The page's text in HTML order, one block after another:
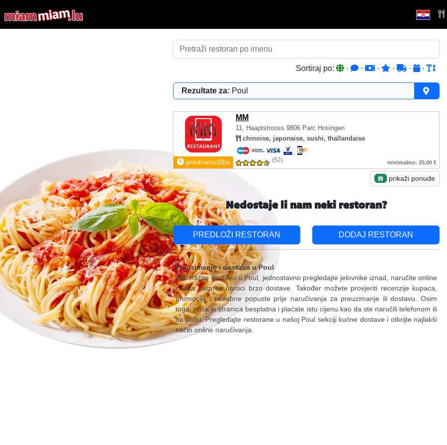
Sortiraj po: · · · · · ·
Rezultate za: Poul
MM
11, Haaptstrooss 9806 Parc Hosingen
chinoise, japonaise, sushi, thaïlandaise
prednarudžba (52) minimalno: 25.00 €
prikaži ponude
Nedostaje li nam neki restoran?
PREDLOŽI RESTORAN DODAJ RESTORAN
Preuzimanje i dostava u Poul
Ako tražite dostavu u Poul, jednostavno pregledajte jelovnike iznad, naručite online
i neka vam se obroci brzo dostave. Također možete provjeriti recenzije kupaca,
promocije i posebne popuste prije naručivanja za preuzimanje ili dostavu. Osim
toga, naša je stranica besplatna i plaćate istu cijenu kao da ste naručili telefonom ili
na pultu. Pregledajte restorane u našoj Poul sekciji kućne dostave i otkrijte najlakši
način online naručivanja.